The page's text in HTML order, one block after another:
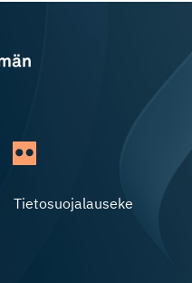
Tietosuojalauseke